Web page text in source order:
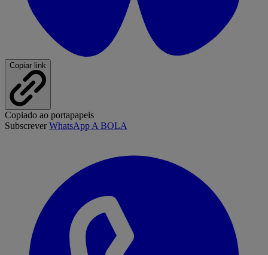
Copiar link
Copiado ao portapapeis
SubscreverWhatsApp A BOLA